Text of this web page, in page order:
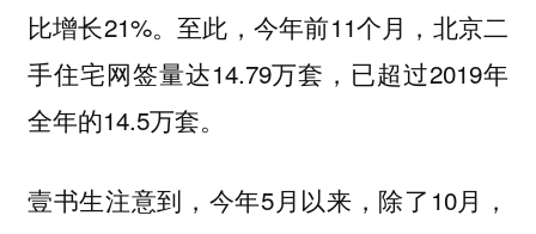
比增长21%。至此，今年前11个月，北京二
手住宅网签量达14.79万套，已超过2019年
全年的14.5万套。
壹书生注意到，今年5月以来，除了10月，